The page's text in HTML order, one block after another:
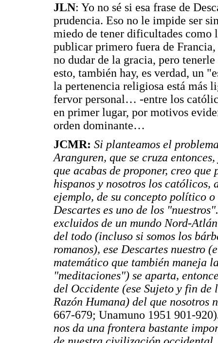
JLN: Yo no sé si esa frase de
prudencia. Eso no le impide ser
miedo de tener dificultades como
publicar primero fuera de
no dudar de la gracia, pero
esto, también hay, es verdad, un
la pertenencia religiosa está más
fervor personal… -entre los
en primer lugar, por motivos
orden dominante…
JCMR: Si planteamos el
Aranguren, que se cruza
que acabas de proponer, creo
hispanos y nosotros los
ejemplo, de su concepto político
Descartes es uno de los
excluidos de un mundo Nord-
del todo (incluso si somos los
romanos), ese Descartes nuestro
matemático que también maneja
"meditaciones") se aparta,
del Occidente (ese Sujeto y fin
Razón Humana) del que nosotros
667-679; Unamuno 1951 901-920)
nos da una frontera bastante